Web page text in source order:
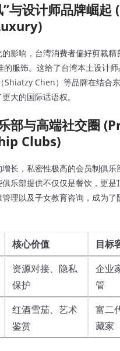
与设计师品牌崛起
影响，台湾消费者偏好剪裁精
的服饰。这给了台湾本土设计
Shiatzy Chen）等品牌在结合
大的国际话语权。
部与高端社交圈
Clubs)
长，私密性极高的会员制俱乐
乐部提供不仅仅是餐饮，更是
理以及子女教育咨询，成为了
核心价值
目标
资源对接、隐私
保护
企业
管
红酒雪茄、艺术
鉴赏
富二
藏家